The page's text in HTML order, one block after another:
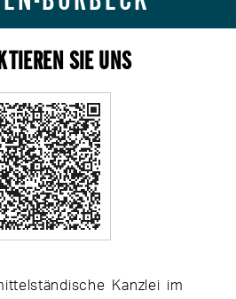
SIE UNS
Kanzlei im